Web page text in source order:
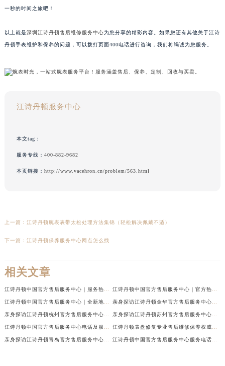
一秒的时间之旅吧！
以上就是深圳江诗丹顿售后维修服务中心为您分享的精彩内容。如果您还有其他关于江诗
丹顿手表维护和保养的问题，可以拨打页面400电话进行咨询，我们将竭诚为您服务。
江诗丹顿服务中心
本文tag：
服务专线： 400-882-9682
本页链接： http://www.vacehron.cn/problem/563.html
上一篇： 江诗丹顿腕表表带太松处理方法集锦（轻松解决佩戴不适）
下一篇： 江诗丹顿保养服务中心网点怎么找
相关文章